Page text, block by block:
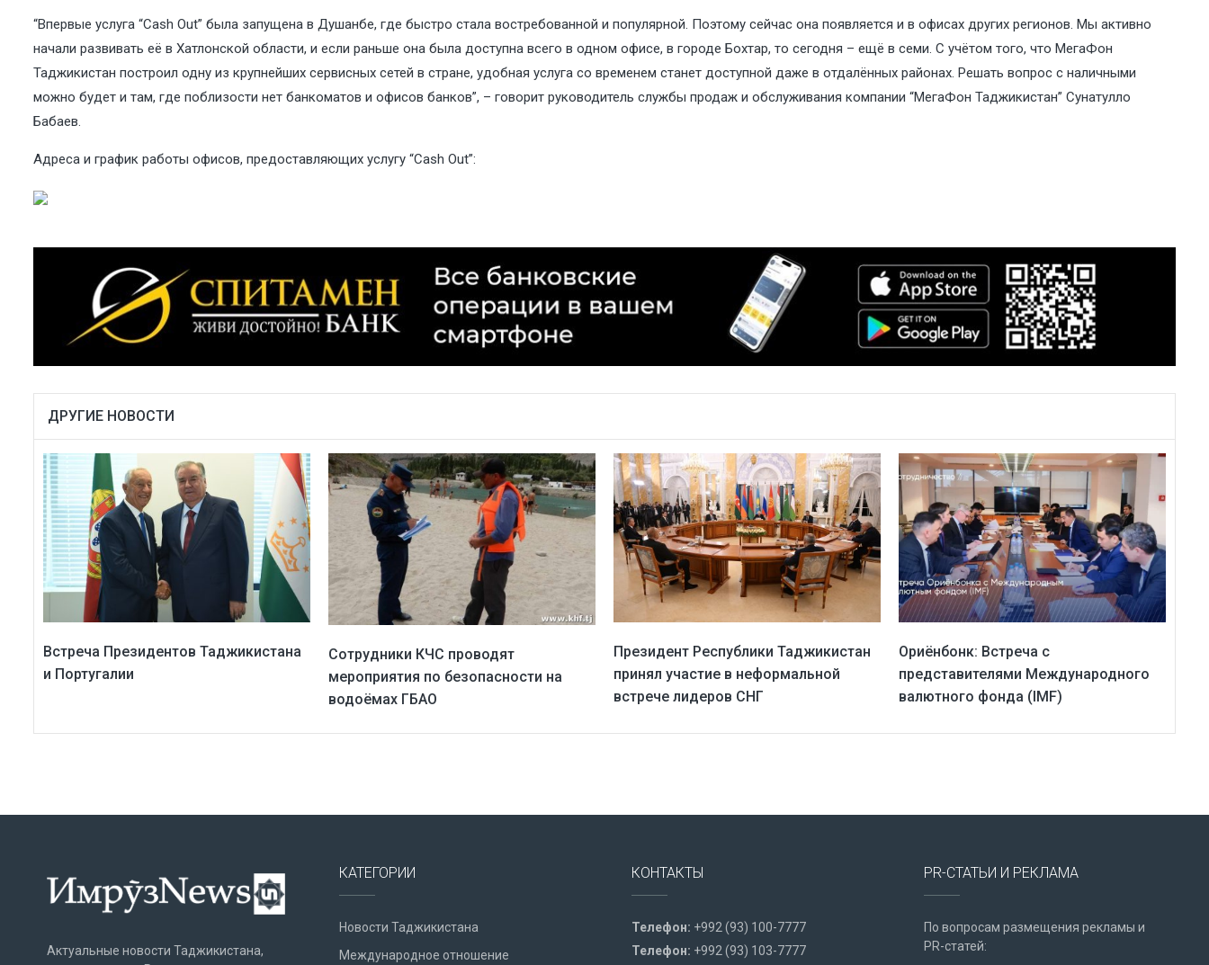
“Впервые услуга “Cash Out” была запущена в Душанбе, где быстро стала востребованной и популярной. Поэтому сейчас она появляется и в офисах других регионов. Мы активно
начали развивать её в Хатлонской области, и если раньше она была доступна всего в одном офисе, в городе Бохтар, то сегодня – ещё в семи. С учётом того, что МегаФон
Таджикистан построил одну из крупнейших сервисных сетей в стране, удобная услуга со временем станет доступной даже в отдалённых районах. Решать вопрос с наличными
можно будет и там, где поблизости нет банкоматов и офисов банков”, – говорит руководитель службы продаж и обслуживания компании “МегаФон Таджикистан” Сунатулло
Бабаев.
Адреса и график работы офисов, предоставляющих услугу “Cash Out”:
ДРУГИЕ НОВОСТИ
Встреча Президентов Таджикистана
и Португалии
Сотрудники КЧС проводят
мероприятия по безопасности на
водоёмах ГБАО
Президент Республики Таджикистан
принял участие в неформальной
встрече лидеров СНГ
Ориёнбонк: Встреча с
представителями Международного
валютного фонда (IMF)
Актуальные новости Таджикистана,
КАТЕГОРИИ
Новости Таджикистана
Международное отношение
КОНТАКТЫ
Телефон: +992 (93) 100-7777
Телефон: +992 (93) 103-7777
PR-СТАТЬИ И РЕКЛАМА
По вопросам размещения рекламы и
PR-статей: